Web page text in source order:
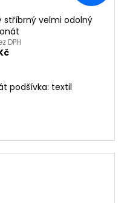
stříbrný velmi odolný
DPH
podšívka: textil